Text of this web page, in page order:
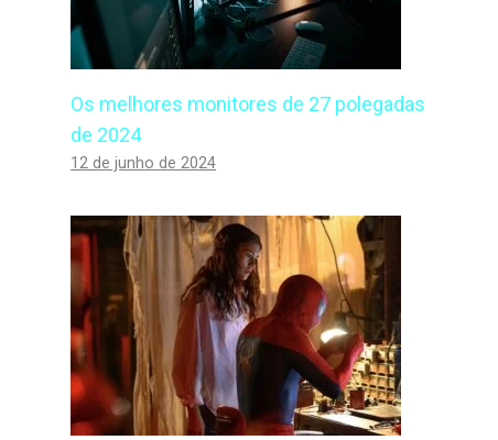
Os melhores monitores de 27 polegadas
de 2024
12 de junho de 2024